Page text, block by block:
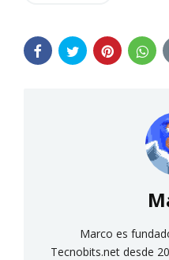
Marco es
Tecnobits.net desde